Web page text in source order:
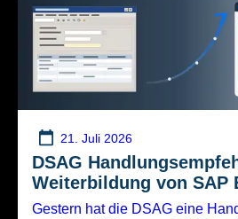
21. Juli 2026
DSAG
Weiterbildung von SAP
Gestern hat die DSAG eine